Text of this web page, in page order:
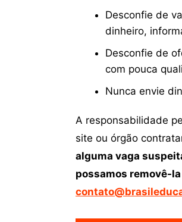
Desconfie de
dinheiro,
Desconfie de
com pouca
Nunca envie
A responsabilidade
site ou órgão
alguma vaga
possamos removê-